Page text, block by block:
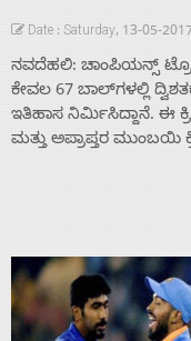
Date : Saturday, 13-05-2017
ನವದೆಹಲಿ: ಚಾಂಪಿಯನ್ಸ್
ಕೇವಲ 67 ಬಾಲ್‌ಗಳಲ್ಲಿ
ಇತಿಹಾಸ ನಿರ್ಮಿಸಿದ್ದಾನೆ.
ಮತ್ತು ಅಪ್ರಾಪ್ತರ